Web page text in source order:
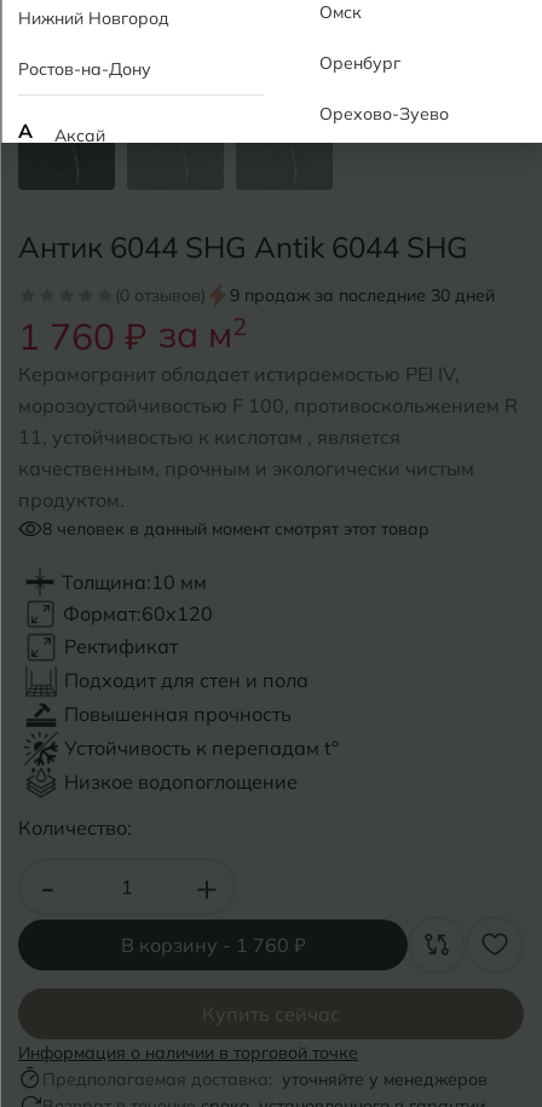
Антик 6044 SHG Antik 6044 SHG
(0 отзывов) 9 продаж за последние 30 дней
1 760 ₽ за м2
Керамогранит обладает истираемостью PEI IV,
морозоустойчивостью F 100, противоскольжением R
11, устойчивостью к кислотам , является
качественным, прочным и экологически чистым
продуктом.
8 человек в данный момент смотрят этот товар
Толщина:10 мм
Формат:60x120
Ректификат
Подходит для стен и пола
Повышенная прочность
Устойчивость к перепадам t°
Низкое водопоглощение
Количество:
- +
В корзину - 1 760 ₽
Купить сейчас
Информация о наличии в торговой точке
Предполагаемая доставка: уточняйте у менеджеров
Нижний Новгород
Ростов-на-Дону
А Аксай
Алушта
Альметьевск
Армавир
Б Барнаул
Белгород
Белореченск
Боровичи
Брянск
Бугульма
Бугуруслан
Волгодонск
Воронеж
Омск
Оренбург
Орехово-Зуево
Подольск
Псков
Ростов-на-Дону
Рыбинск
Симферополь
Славянск-на-Кубани
Смоленск
Сосновый Бор